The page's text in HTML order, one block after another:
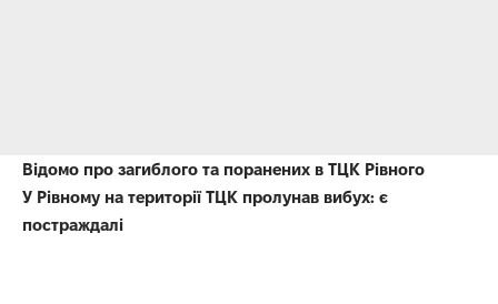
Відомо про загиблого та поранених в ТЦК Рівного
У Рівному на території ТЦК пролунав вибух: є
постраждалі